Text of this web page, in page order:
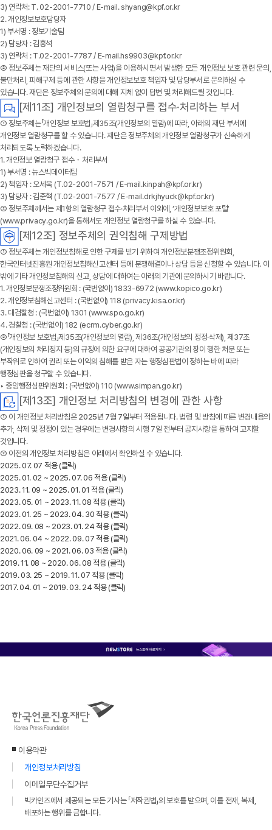
3) 연락처: T. 02-2001-7710 / E-mail. shyang@kpf.or.kr
2. 개인정보보호담당자
1) 부서명 : 정보기술팀
2) 담당자 : 김홍석
3) 연락처 : T.02-2001-7787 / E-mail.hs9903@kpf.or.kr
② 정보주체는 재단의 서비스(또는 사업)을 이용하시면서 발생한 모든 개인정보 보호 관련 문의,
불만처리, 피해구제 등에 관한 사항을 개인정보보호 책임자 및 담당부서로 문의하실 수
있습니다. 재단은 정보주체의 문의에 대해 지체 없이 답변 및 처리해드릴 것입니다.
[제11조] 개인정보의 열람청구를 접수·처리하는 부서
① 정보주체는「개인정보 보호법」제35조(개인정보의 열람)에 따라, 아래의 재단 부서에
개인정보 열람청구를 할 수 있습니다.재단은 정보주체의 개인정보 열람청구가 신속하게
처리되도록 노력하겠습니다.
1. 개인정보 열람청구 접수・처리부서
1) 부서명 : 뉴스빅데이터팀
2) 책임자 : 오세욱 (T.02-2001-7571 / E-mail.kinpah@kpf.or.kr)
3) 담당자 : 김준혁 (T.02-2001-7577 / E-mail.drkjhyuck@kpf.or.kr)
② 정보주체께서는 제1항의 열람청구 접수·처리부서 이외에, ‘개인정보보호 포털’
(www.privacy.go.kr)을 통해서도 개인정보 열람청구를 하실 수 있습니다.
[제12조] 정보주체의 권익침해 구제방법
① 정보주체는 개인정보침해로 인한 구제를 받기 위하여 개인정보분쟁조정위원회,
한국인터넷진흥원 개인정보침해신고센터 등에 분쟁해결이나 상담 등을 신청할 수 있습니다. 이
밖에 기타 개인정보침해의 신고, 상담에 대하여는 아래의 기관에 문의하시기 바랍니다.
1. 개인정보분쟁조정위원회 : (국번없이) 1833-6972 (www.kopico.go.kr)
2. 개인정보침해신고센터 : (국번없이) 118 (privacy.kisa.or.kr)
3. 대검찰청 : (국번없이) 1301 (www.spo.go.kr)
4. 경찰청 : (국번없이) 182 (ecrm.cyber.go.kr)
②「개인정보 보호법」제35조(개인정보의 열람), 제36조(개인정보의 정정·삭제), 제37조
(개인정보의 처리정지 등)의 규정에 의한 요구에 대하여 공공기관의 장이 행한 처분 또는
부작위로 인하여 권리 또는 이익의 침해를 받은 자는 행정심판법이 정하는 바에 따라
행정심판을 청구할 수 있습니다.
‣ 중앙행정심판위원회 : (국번없이) 110 (www.simpan.go.kr)
[제13조] 개인정보 처리방침의 변경에 관한 사항
① 이 개인정보 처리방침은 2025년 7월 7일부터 적용됩니다. 법령 및 방침에 따른 변경내용의
추가, 삭제 및 정정이 있는 경우에는 변경사항의 시행 7일 전부터 공지사항을 통하여 고지할
것입니다.
② 이전의 개인정보 처리방침은 아래에서 확인하실 수 있습니다.
2025. 07. 07 적용 (클릭)
2025. 01. 02 ~ 2025. 07. 06 적용 (클릭)
2023. 11. 09 ~ 2025. 01. 01 적용 (클릭)
2023. 05. 01 ~ 2023. 11. 08 적용 (클릭)
2023. 01. 25 ~ 2023. 04. 30 적용 (클릭)
2022. 09. 08 ~ 2023. 01. 24 적용 (클릭)
2021. 06. 04 ~ 2022. 09. 07 적용 (클릭)
2020. 06. 09 ~ 2021. 06. 03 적용 (클릭)
2019. 11. 08 ~ 2020. 06. 08 적용 (클릭)
2019. 03. 25 ~ 2019. 11. 07 적용 (클릭)
2017. 04. 01 ~ 2019. 03. 24 적용 (클릭)
이용약관
개인정보처리방침
이메일무단수집거부
빅카인즈에서 제공되는 모든 기사는 「저작권법」의 보호를 받으며, 이를 전재, 복제,
배포하는 행위를 금합니다.